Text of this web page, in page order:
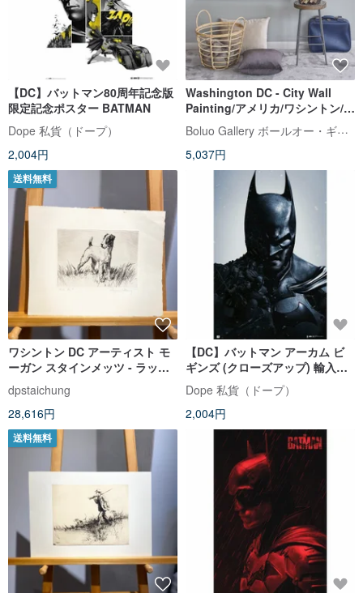
【DC】バットマン80周年記念版
限定記念ポスター BATMAN
Dope 私貨（ドープ）
2,004円
Washington DC - City Wall
Painting/アメリカ/ワシントン/オ
フィススペース/カフェ/スタジオBoluo Gallery ボールオー・ギャラリー
5,037円
送料無料
ワシントン DC アーティスト モ
ーガン スタインメッツ - ラッセ
ル テリア - エッチング - エッチ
ング
dpstaichung
28,616円
【DC】バットマン アーカム ビ
ギンズ (クローズアップ) 輸入ポ
スター
Dope 私貨（ドープ）
2,004円
送料無料